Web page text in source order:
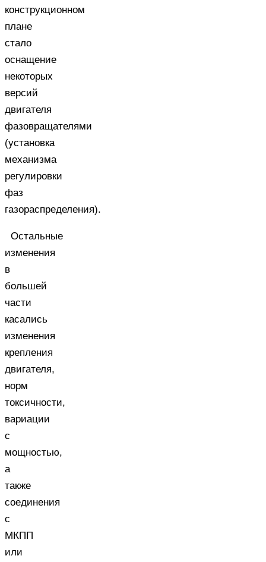
конструкционном
плане
стало
оснащение
некоторых
версий
двигателя
фазовращателями
(установка
механизма
регулировки
фаз
газораспределения).
Остальные
изменения
в
большей
части
касались
изменения
крепления
двигателя,
норм
токсичности,
вариации
с
мощностью,
а
также
соединения
с
МКПП
или